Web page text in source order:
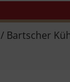
/ Bartscher